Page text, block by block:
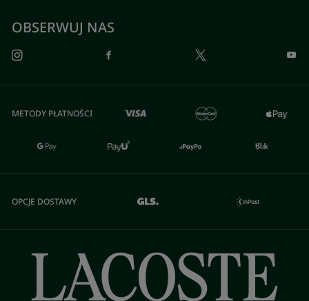
OBSERWUJ NAS
METODY PŁATNOŚCI
OPCJE DOSTAWY